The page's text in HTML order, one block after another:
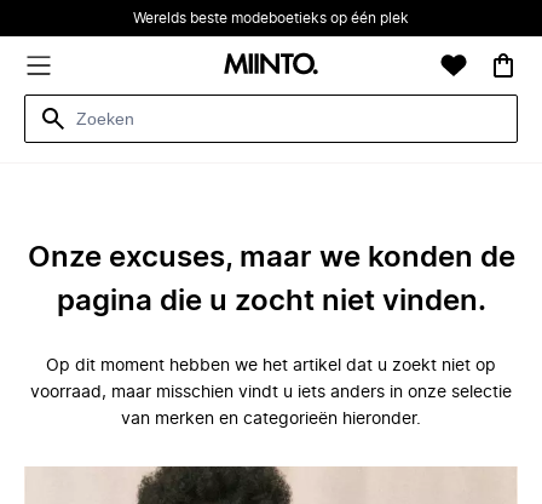
Werelds beste modeboetieks op één plek
Onze excuses, maar we konden de
pagina die u zocht niet vinden.
Op dit moment hebben we het artikel dat u zoekt niet op
voorraad, maar misschien vindt u iets anders in onze selectie
van merken en categorieën hieronder.